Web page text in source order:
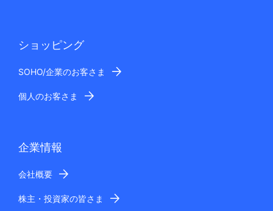
ショッピング
SOHO/企業のお客さま
個人のお客さま
企業情報
会社概要
株主・投資家の皆さま